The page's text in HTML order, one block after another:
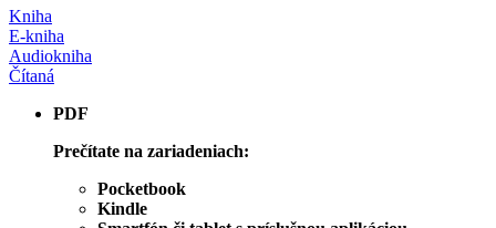
Kniha
E-kniha
Audiokniha
Čítaná
PDF
Prečítate na zariadeniach:
Pocketbook
Kindle